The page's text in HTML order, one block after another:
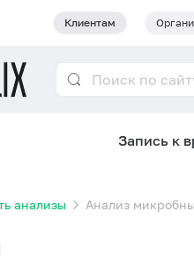
Клиентам
Запись к
анализы Анализ